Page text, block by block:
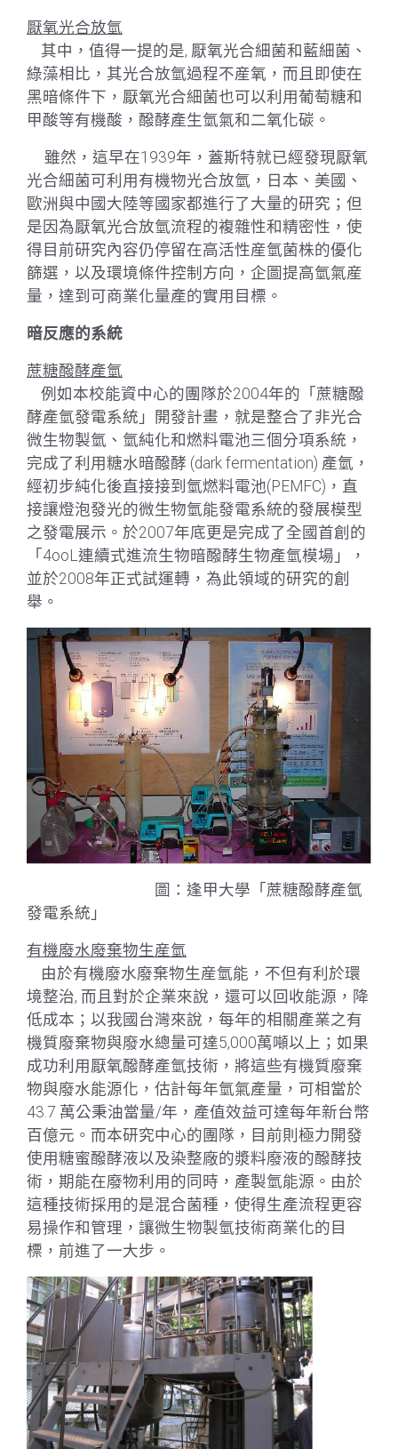
厭氧光合放氫
其中，值得一提的是, 厭氧光合細菌和藍細菌、
綠藻相比，其光合放氫過程不産氧，而且即使在
黑暗條件下，厭氧光合細菌也可以利用葡萄糖和
甲酸等有機酸，醱酵產生氫氣和二氧化碳。
雖然，這早在1939年，蓋斯特就已經發現厭氧
光合細菌可利用有機物光合放氫，日本、美國、
歐洲與中國大陸等國家都進行了大量的研究；但
是因為厭氧光合放氫流程的複雜性和精密性，使
得目前研究內容仍停留在高活性産氫菌株的優化
篩選，以及環境條件控制方向，企圖提高氫氣産
量，達到可商業化量產的實用目標。
暗反應的系統
蔗糖醱酵產氫
例如本校能資中心的團隊於2004年的「蔗糖醱
酵產氫發電系統」開發計畫，就是整合了非光合
微生物製氫、氫純化和燃料電池三個分項系統，
完成了利用糖水暗醱酵 (dark fermentation) 產氫，
經初步純化後直接接到氫燃料電池(PEMFC)，直
接讓燈泡發光的微生物氫能發電系統的發展模型
之發電展示。於2007年底更是完成了全國首創的
「4ooL連續式進流生物暗醱酵生物產氫模場」，
並於2008年正式試運轉，為此領域的研究的創
舉。
圖：逢甲大學「蔗糖醱酵產氫
發電系統」
有機廢水廢棄物生産氫
由於有機廢水廢棄物生産氫能，不但有利於環
境整治, 而且對於企業來說，還可以回收能源，降
低成本；以我國台灣來說，每年的相關產業之有
機質廢棄物與廢水總量可達5,000萬噸以上；如果
成功利用厭氧醱酵產氫技術，將這些有機質廢棄
物與廢水能源化，估計每年氫氣產量，可相當於
43.7 萬公秉油當量/年，產值效益可達每年新台幣
百億元。而本研究中心的團隊，目前則極力開發
使用糖蜜醱酵液以及染整廠的漿料廢液的醱酵技
術，期能在廢物利用的同時，產製氫能源。由於
這種技術採用的是混合菌種，使得生產流程更容
易操作和管理，讓微生物製氫技術商業化的目
標，前進了一大步。